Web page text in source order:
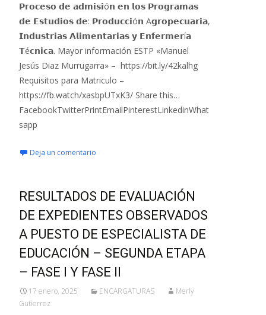
𝗣𝗿𝗼𝗰𝗲𝘀𝗼 𝗱𝗲 𝗮𝗱𝗺𝗶𝘀𝗶ó𝗻 𝗲𝗻 𝗹𝗼𝘀 𝗣𝗿𝗼𝗴𝗿𝗮𝗺𝗮𝘀
𝗱𝗲 𝗘𝘀𝘁𝘂𝗱𝗶𝗼𝘀 𝗱𝗲: 𝗣𝗿𝗼𝗱𝘂𝗰𝗰𝗶ó𝗻 A𝗴𝗿𝗼𝗽𝗲𝗰𝘂𝗮𝗿𝗶𝗮,
𝗜𝗻𝗱𝘂𝘀𝘁𝗿𝗶𝗮𝘀 𝗔𝗹𝗶𝗺𝗲𝗻𝘁𝗮𝗿𝗶𝗮𝘀 𝘆 𝗘𝗻𝗳𝗲𝗿𝗺𝗲𝗿í𝗮
𝗧é𝗰𝗻𝗶𝗰𝗮. Mayor información ESTP «Manuel
Jesús Diaz Murrugarra» – https://bit.ly/42kalhg
Requisitos para Matriculo –
https://fb.watch/xasbpUTxK3/ Share this…
FacebookTwitterPrintEmailPinterestLinkedinWhat
sapp
Deja un comentario
RESULTADOS DE EVALUACIÓN
DE EXPEDIENTES OBSERVADOS
A PUESTO DE ESPECIALISTA DE
EDUCACIÓN – SEGUNDA ETAPA
– FASE I Y FASE II
17 enero, 2025 ENCARGATURAS
Merly
Gutierrez